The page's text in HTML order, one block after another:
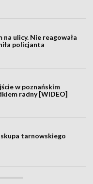
na ulicy. Nie reagowała
policjanta
w poznańskim
radny [WIDEO]
tarnowskiego